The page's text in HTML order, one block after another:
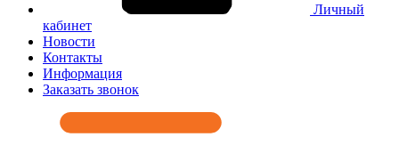
Личный
кабинет
Новости
Контакты
Информация
Заказать звонок